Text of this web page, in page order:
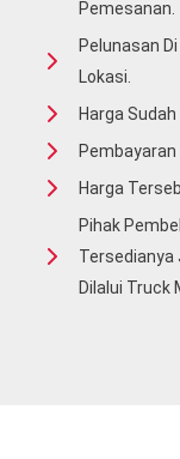
Pemesanan.
Pelunasan
Lokasi.
Harga
Harga
Pihak
Tersedianya
Dilalui Truck